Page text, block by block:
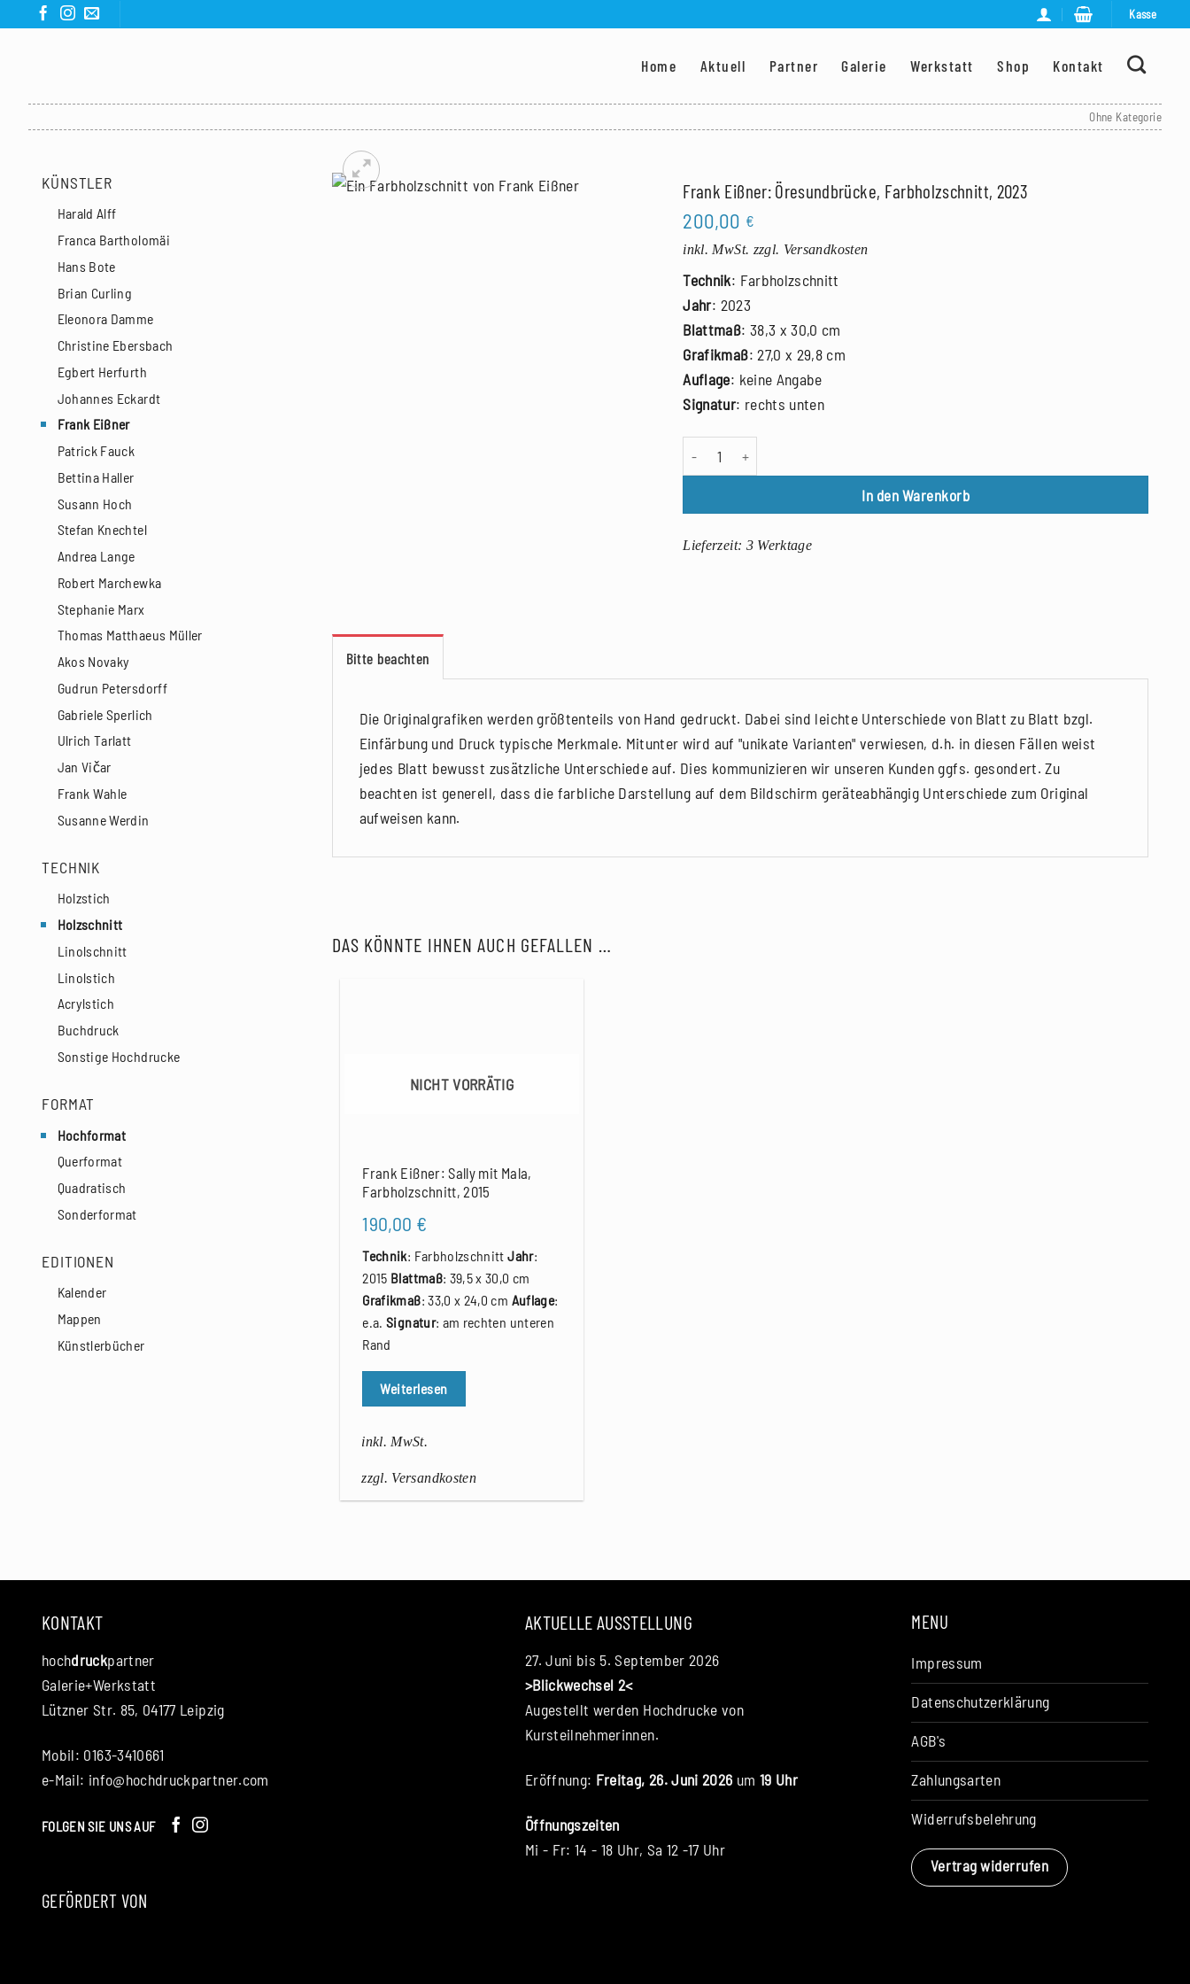
Kasse
Home Aktuell Partner Galerie Werkstatt Shop Kontakt
Ohne Kategorie
KÜNSTLER
Harald Alff
Franca Bartholomäi
Hans Bote
Brian Curling
Eleonora Damme
Christine Ebersbach
Egbert Herfurth
Johannes Eckardt
Frank Eißner
Patrick Fauck
Bettina Haller
Susann Hoch
Stefan Knechtel
Andrea Lange
Robert Marchewka
Stephanie Marx
Thomas Matthaeus Müller
Akos Novaky
Gudrun Petersdorff
Gabriele Sperlich
Ulrich Tarlatt
Jan Vičar
Frank Wahle
Susanne Werdin
TECHNIK
Holzstich
Holzschnitt
Linolschnitt
Linolstich
Acrylstich
Buchdruck
Sonstige Hochdrucke
FORMAT
Hochformat
Querformat
Quadratisch
Sonderformat
EDITIONEN
Kalender
Mappen
Künstlerbücher
Frank Eißner: Öresundbrücke, Farbholzschnitt, 2023
200,00 €
inkl. MwSt. zzgl. Versandkosten
Technik: Farbholzschnitt
Jahr: 2023
Blattmaß: 38,3 x 30,0 cm
Grafikmaß: 27,0 x 29,8 cm
Auflage: keine Angabe
Signatur: rechts unten
In den Warenkorb
Lieferzeit: 3 Werktage
Bitte beachten
Die Originalgrafiken werden größtenteils von Hand gedruckt. Dabei sind leichte Unterschiede von Blatt zu Blatt bzgl.
Einfärbung und Druck typische Merkmale. Mitunter wird auf "unikate Varianten" verwiesen, d.h. in diesen Fällen weist
jedes Blatt bewusst zusätzliche Unterschiede auf. Dies kommunizieren wir unseren Kunden ggfs. gesondert. Zu
beachten ist generell, dass die farbliche Darstellung auf dem Bildschirm geräteabhängig Unterschiede zum Original
aufweisen kann.
DAS KÖNNTE IHNEN AUCH GEFALLEN …
NICHT VORRÄTIG
Frank Eißner: Sally mit Mala,
Farbholzschnitt, 2015
190,00 €
Technik: FarbholzschnittJahr:
2015 Blattmaß: 39,5 x 30,0 cm
Grafikmaß: 33,0 x 24,0 cm Auflage:
e.a.Signatur: am rechten unteren
Rand
Weiterlesen
inkl. MwSt.
zzgl. Versandkosten
KONTAKT
hochdruckpartner
Galerie+Werkstatt
Lützner Str. 85, 04177 Leipzig
Mobil: 0163-3410661
e-Mail: info@hochdruckpartner.com
FOLGEN SIE UNS AUF
GEFÖRDERT VON
AKTUELLE AUSSTELLUNG
27. Juni bis 5. September 2026
>Blickwechsel 2<
Augestellt werden Hochdrucke von
Kursteilnehmerinnen.
Eröffnung: Freitag, 26. Juni 2026 um 19 Uhr
Öffnungszeiten
Mi - Fr: 14 - 18 Uhr, Sa 12 -17 Uhr
MENU
Impressum
Datenschutzerklärung
AGB's
Zahlungsarten
Widerrufsbelehrung
Vertrag widerrufen